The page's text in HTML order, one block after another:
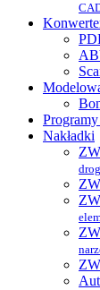
Nakładki